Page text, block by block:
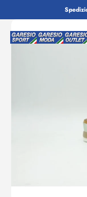
al
contenuto